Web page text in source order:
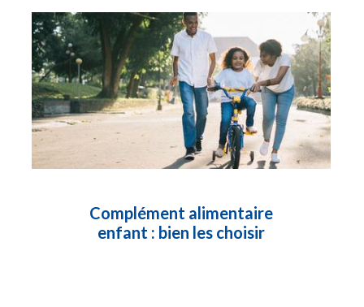
Complément alimentaire
enfant : bien les choisir